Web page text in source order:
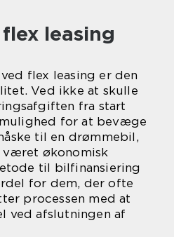
leasing
flex leasing er den
Ved ikke at skulle
fra start
for at bevæge
til en drømmebil,
været økonomisk
til bilfinansiering
for dem, der ofte
processen med at
ved afslutningen af